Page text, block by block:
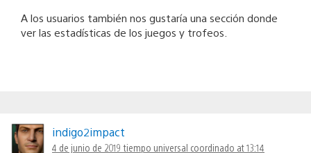
A los usuarios también nos gustaría una sección donde
ver las estadísticas de los juegos y trofeos.
indigo2impact
4 de junio de 2019 tiempo universal coordinado at 13:14